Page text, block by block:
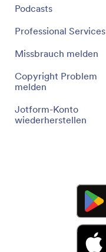
Podcasts
Professional Services
Missbrauch melden
Copyright Problem
melden
Jotform-Konto
wiederherstellen